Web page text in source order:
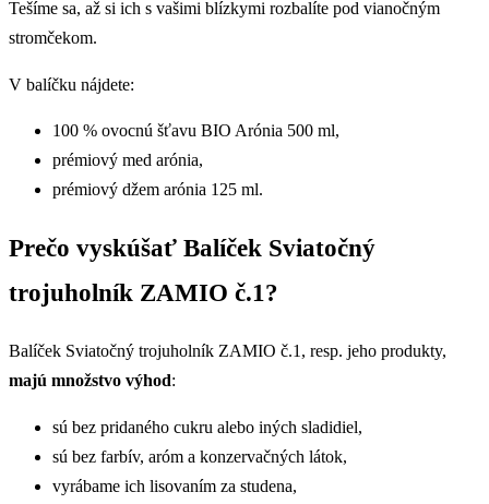
Tešíme sa, až si ich s vašimi blízkymi rozbalíte pod vianočným
stromčekom.
V balíčku nájdete:
100 % ovocnú šťavu BIO Arónia 500 ml,
prémiový med arónia,
prémiový džem arónia 125 ml.
Prečo vyskúšať Balíček Sviatočný
trojuholník ZAMIO č.1?
Balíček Sviatočný trojuholník ZAMIO č.1, resp. jeho produkty,
majú množstvo výhod:
sú bez pridaného cukru alebo iných sladidiel,
sú bez farbív, aróm a konzervačných látok,
vyrábame ich lisovaním za studena,